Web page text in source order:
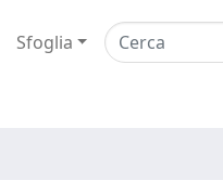
Sfoglia